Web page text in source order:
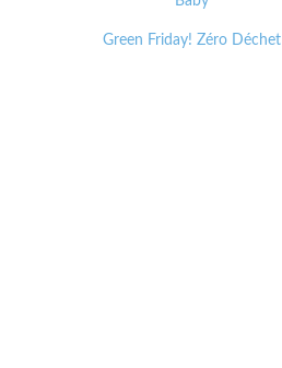
Green Friday! Zéro Déchet